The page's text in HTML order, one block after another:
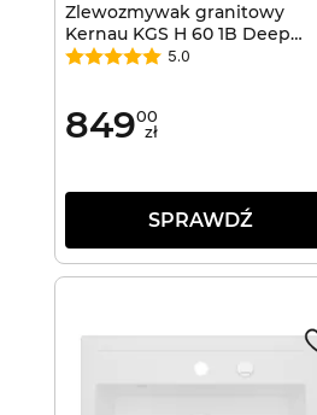
Zlewozmywak granitowy
Kernau KGS H 60 1B Deep
Black
5.0
84900
zł
SPRAWDŹ